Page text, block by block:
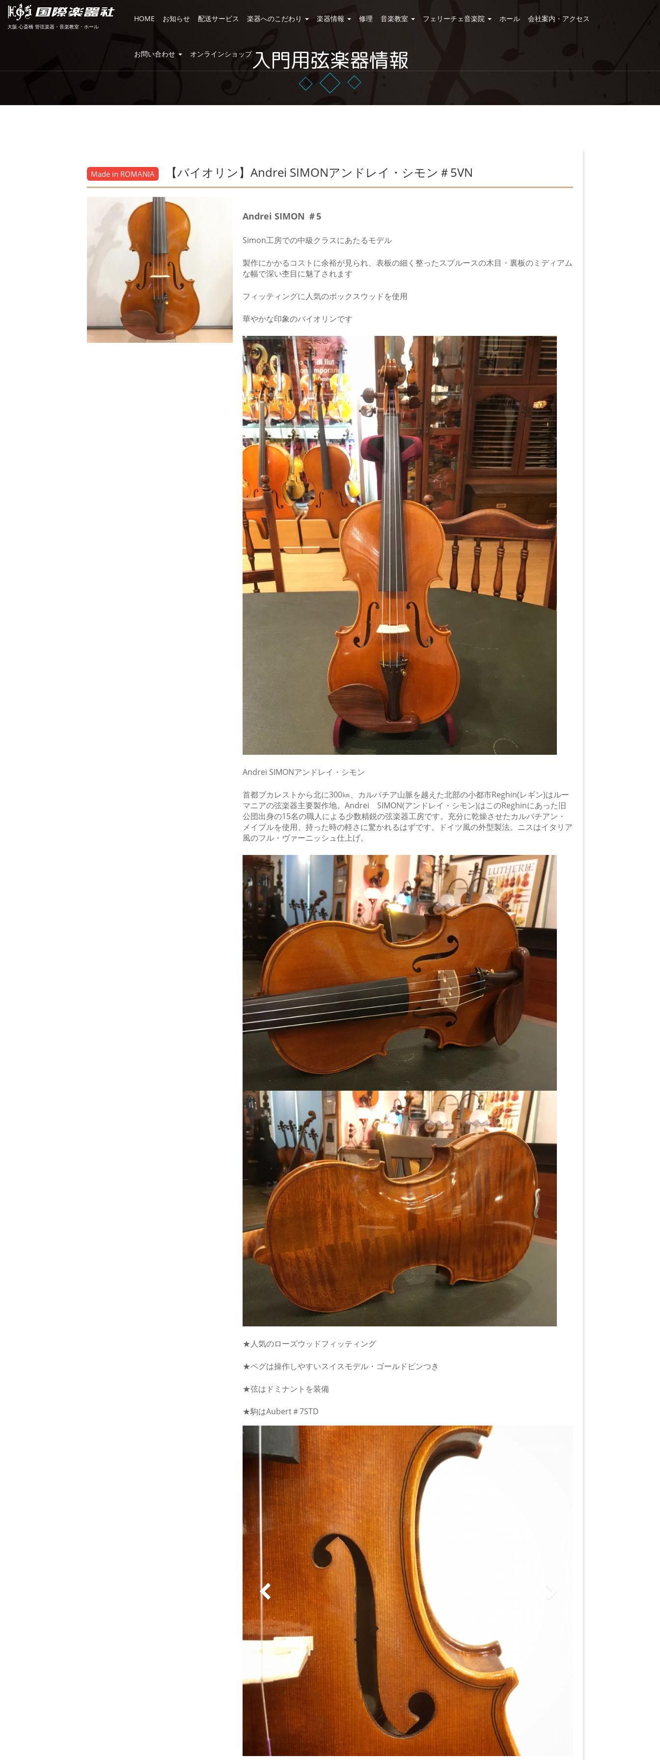
大阪 心斎橋 管弦楽器・音楽教室・ホール
HOME お知らせ 配送サービス 楽器へのこだわり 楽器情報 修理 音楽教室 フェリーチェ音楽院 ホール 会社案内・アクセス
お問い合わせ オンラインショップ入門用弦楽器情報
Made in ROMANIA 【バイオリン】Andrei SIMONアンドレイ・シモン＃5VN
Andrei SIMON ＃5
Simon工房での中級クラスにあたるモデル
製作にかかるコストに余裕が見られ、表板の細く整ったスプルースの木目・裏板のミディアム
な幅で深い杢目に魅了されます
フィッティングに人気のボックスウッドを使用
華やかな印象のバイオリンです
Andrei SIMONアンドレイ・シモン
首都ブカレストから北に300㎞、カルパチア山脈を越えた北部の小都市Reghin(レギン)はルー
マニアの弦楽器主要製作地。Andrei SIMON(アンドレイ・シモン)はこのReghinにあった旧
公団出身の15名の職人による少数精鋭の弦楽器工房です。充分に乾燥させたカルパチアン・
メイプルを使用、持った時の軽さに驚かれるはずです。ドイツ風の外型製法。ニスはイタリア
風のフル・ヴァーニッシュ仕上げ。
★人気のローズウッドフィッティング
★ペグは操作しやすいスイスモデル・ゴールドピンつき
★弦はドミナントを装備
★駒はAubert＃7STD